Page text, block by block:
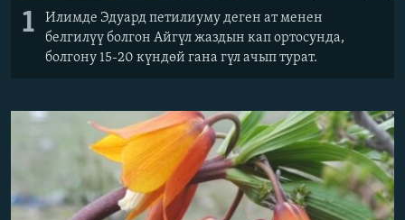
1
Илимде Эдуард петилиуму деген ат менен
белгилүү болгон Айгүл жаздын кап ортосунда,
болгону 15-20 күндөй гана гүл ачып турат.